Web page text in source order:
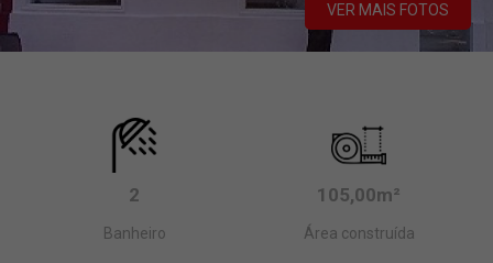
VER MAIS FOTOS
2
Banheiro
105,00m²
Área construída